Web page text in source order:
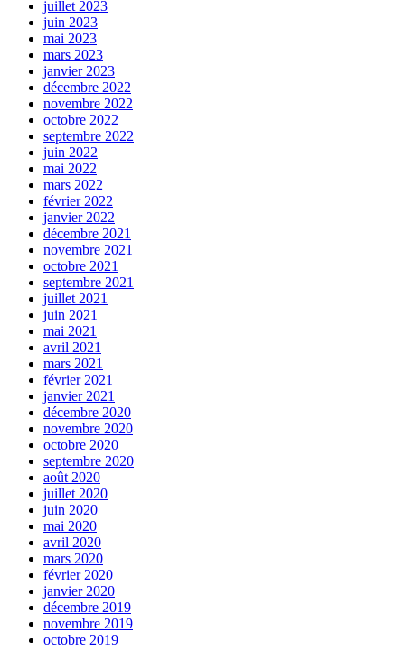
juillet 2023
juin 2023
mai 2023
mars 2023
janvier 2023
décembre 2022
novembre 2022
octobre 2022
septembre 2022
juin 2022
mai 2022
mars 2022
février 2022
janvier 2022
décembre 2021
novembre 2021
octobre 2021
septembre 2021
juillet 2021
juin 2021
mai 2021
avril 2021
mars 2021
février 2021
janvier 2021
décembre 2020
novembre 2020
octobre 2020
septembre 2020
août 2020
juillet 2020
juin 2020
mai 2020
avril 2020
mars 2020
février 2020
janvier 2020
décembre 2019
novembre 2019
octobre 2019